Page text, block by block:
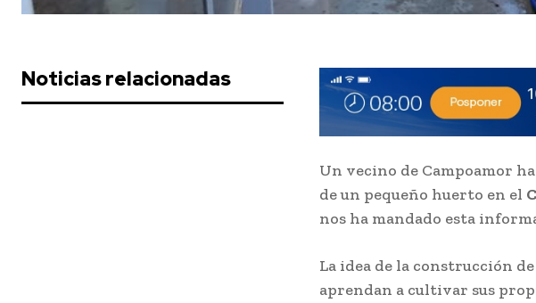
Noticias relacionadas
Un vecino de Campoamor
de un pequeño huerto en el
nos ha mandado esta
La idea de la construcción
aprendan a cultivar sus